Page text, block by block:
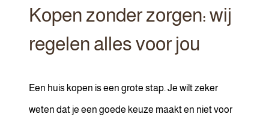
Kopen zonder zorgen: wij
regelen alles voor jou
Een huis kopen is een grote stap. Je wilt zeker
weten dat je een goede keuze maakt en niet voor